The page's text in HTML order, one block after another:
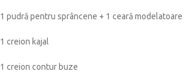
1 pudră pentru sprâncene + 1 ceară modelatoare
1 creion kajal
1 creion contur buze